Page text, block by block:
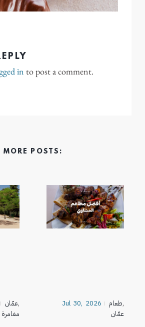
in to post a comment.
MORE POSTS:
Jul 30, 2026 طعام,
عمّان
عمّان,
مغامرة